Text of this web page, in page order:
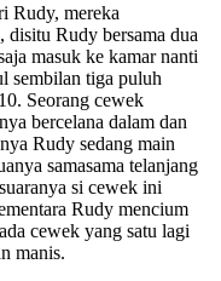
Rudy, mereka
disitu Rudy bersama dua
masuk ke kamar nanti
sembilan tiga puluh
Seorang cewek
bercelana dalam dan
Rudy sedang main
samasama telanjang
si cewek ini
Rudy mencium
cewek yang satu lagi
manis.